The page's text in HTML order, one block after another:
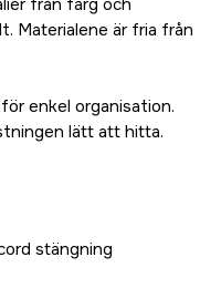
från färg och
Materialene är fria från
enkel organisation.
lätt att hitta.
stängning